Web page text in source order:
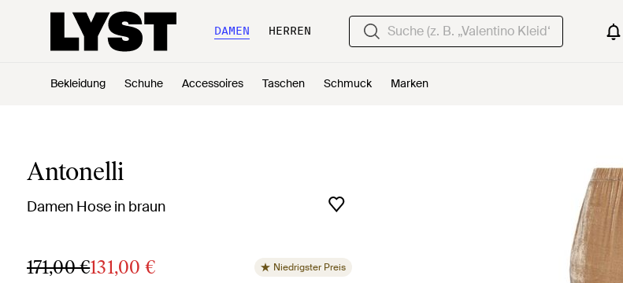
DAMEN HERREN
Bekleidung Schuhe Accessoires Taschen Schmuck Marken
Antonelli
Damen Hose in braun
171,00 €131,00 € Niedrigster Preis